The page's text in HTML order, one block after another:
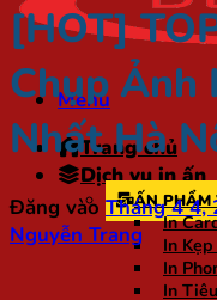
Menu
Trang chủ
Dịch vụ in ấn
ẤN PHẨM
In
In
In
In
[HOT]
Chụp Ảnh
Nhất Hà
Đăng vào Tháng 4 4,
Nguyễn Trang